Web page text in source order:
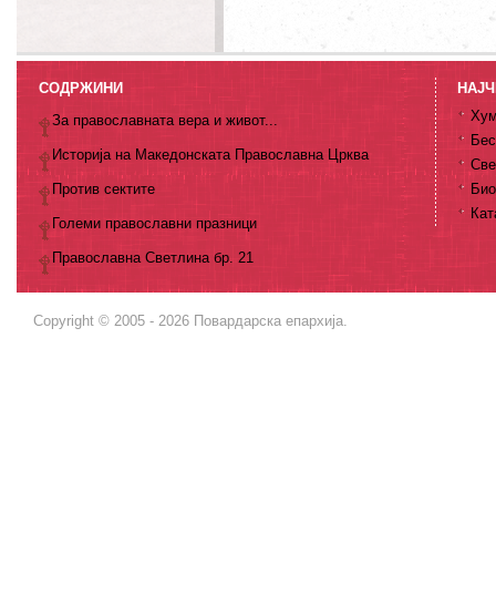
СОДРЖИНИ
За православната вера и живот...
Историја на Македонската Православна Црква
Против сектите
Големи православни празници
Православна Светлина бр. 21
Copyright © 2005 - 2026 Повардарска епархија.